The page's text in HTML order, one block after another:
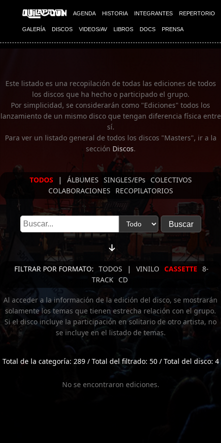
AGENDA HISTORIA INTEGRANTES REPERTORIO
GALERÍA DISCOS VIDEOS/AV LIBROS DOCS PRENSA
Imagen 01
Este listado es una recopilación de todas las ediciones de todos
los discos que ha hecho o participado el grupo.
Por simplicidad, se considerarán como "Ediciones" todos los
lanzamiento de un mismo disco que tengan diferencia física entre
sí.
Para ver un listado general de todos los discos "Masters", ir a la
secciónDiscos.
TODOS | ÁLBUMES SINGLES/EPs
COLECTIVOS
COLABORACIONES
RECOPILATORIOS
FILTRAR POR FORMATO: TODOS | VINILO CASSETTE 8-
TRACK CD
Al acceder a la información de la edición del disco, se mostrarán
solamente los temas que tienen estrecha relación con el grupo.
Si el disco incluye la participación en solitario de otro artista, no
se incluye en el listado de temas.
Total de la categoría: 289 / Total del filtrado: 50 / Total del disco: 4
No se encontraron ediciones.